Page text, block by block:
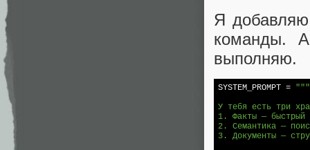
Я
команды.
выполняю.
SYSTEM_PROMPT =
У тебя есть три
1. Факты — быстрый
2. Семантика —
3. Документы —